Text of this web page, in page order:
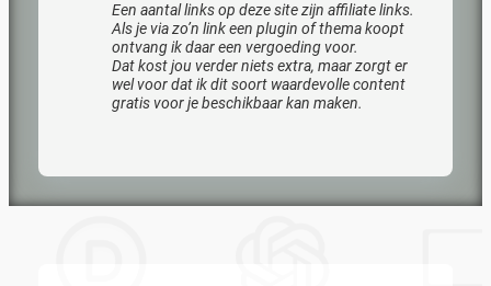
Een aantal links op deze site zijn affiliate links.
Als je via zo’n link een plugin of thema koopt
ontvang ik daar een vergoeding voor.
Dat kost jou verder niets extra, maar zorgt er
wel voor dat ik dit soort waardevolle content
gratis voor je beschikbaar kan maken.